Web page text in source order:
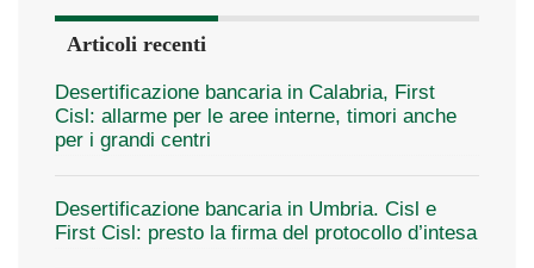
Articoli recenti
Desertificazione bancaria in Calabria, First
Cisl: allarme per le aree interne, timori anche
per i grandi centri
Desertificazione bancaria in Umbria. Cisl e
First Cisl: presto la firma del protocollo d’intesa